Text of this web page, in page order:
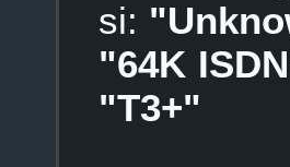
si:
"64K
"T3+"